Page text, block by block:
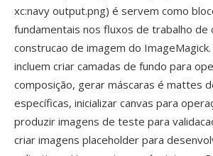
xc:navy output.png) é servem como
fundamentais nos fluxos de trabalho de
construcao de imagem do
incluem criar camadas de fundo para
composição, gerar máscaras é mattes
específicas, inicializar canvas para
produzir imagens de teste para
criar imagens placeholder para